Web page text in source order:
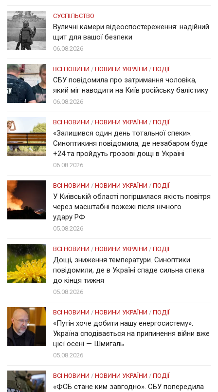
СУСПІЛЬСТВО
Вуличні камери відеоспостереження: надійний
щит для вашої безпеки
06.08.2026
ВСІ НОВИНИ / НОВИНИ УКРАЇНИ / ПОДІЇ
СБУ повідомила про затримання чоловіка,
який міг наводити на Київ російську балістику
06.08.2026
ВСІ НОВИНИ / НОВИНИ УКРАЇНИ / ПОДІЇ
«Залишився один день тотальної спеки».
Синоптикиня повідомила, де незабаром буде
+24 та пройдуть грозові дощі в Україні
06.08.2026
ВСІ НОВИНИ / НОВИНИ УКРАЇНИ / ПОДІЇ
У Київській області погіршилася якість повітря
через масштабні пожежі після нічного
удару РФ
05.08.2026
ВСІ НОВИНИ / НОВИНИ УКРАЇНИ / ПОДІЇ
Дощі, зниження температури. Синоптики
повідомили, де в Україні спаде сильна спека
до кінця тижня
05.08.2026
ВСІ НОВИНИ / НОВИНИ УКРАЇНИ / ПОДІЇ
«Путін хоче добити нашу енергосистему».
Україна сподівається на припинення війни вже
цієї осені — Шмигаль
05.08.2026
ВСІ НОВИНИ / НОВИНИ УКРАЇНИ / ПОДІЇ
«ФСБ стане ким завгодно». СБУ попередила